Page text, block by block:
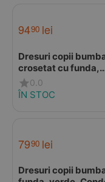
9490 lei
Dresuri copii
crosetat cu funda,
Sakura pink, Condor
0.0
ÎN STOC
7990 lei
Dresuri copii